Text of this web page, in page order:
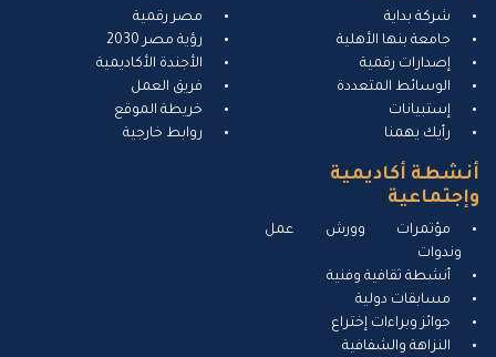
شركة بداية
جامعة بنها الأهلية
إصدارات رقمية
الوسائط المتعددة
إستبيانات
رأيك يهمنا
مصر رقمية
رؤية مصر 2030
الأجندة الأكاديمية
فريق العمل
خريطة الموقع
روابط خارجية
أنشطة أكاديمية
وإجتماعية
مؤتمرات وورش عمل
وندوات
أنشطة ثقافية وفنية
مسابقات دولية
جوائز وبراءات إختراع
النزاهة والشفافية